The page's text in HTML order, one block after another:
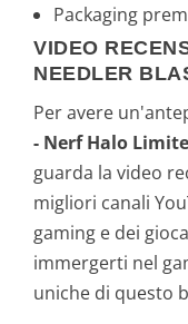
Packaging
VIDEO
NEEDLER
Per avere
- Nerf Halo
guarda la video
migliori canali
gaming e dei
immergerti nel
uniche di questo